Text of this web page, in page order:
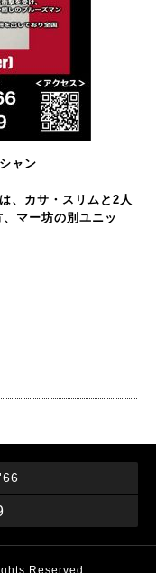
ャン
、カサ・スリムと2人
マー坊の別ユニッ
Reserved.